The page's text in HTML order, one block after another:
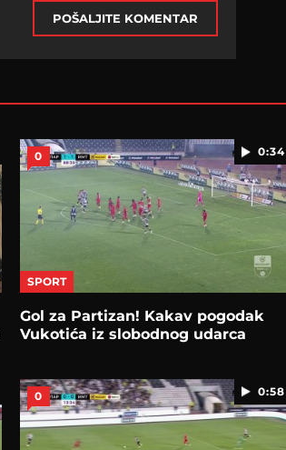
POŠALJITE KOMENTAR
0:34
0
SPORT
Gol za Partizan! Kakav pogodak
Vukotića iz slobodnog udarca
0:58
0